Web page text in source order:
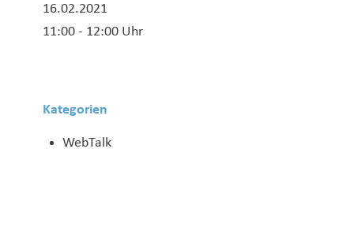
16.02.2021
11:00 - 12:00 Uhr
Kategorien
WebTalk